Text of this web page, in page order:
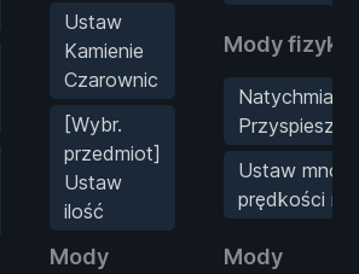
Ustaw
Kamienie
Czarownic
[Wybr.
przedmiot]
Ustaw
ilość
Mody fizyki
Ustaw
prędkości
Mody
Mody